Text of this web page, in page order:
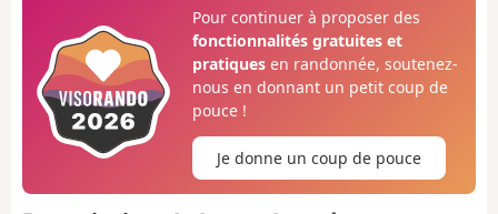
Pour continuer à proposer des
fonctionnalités gratuites et
pratiquesen randonnée, soutenez-
nous en donnant un petit coup de
pouce !
Je donne un coup de pouce